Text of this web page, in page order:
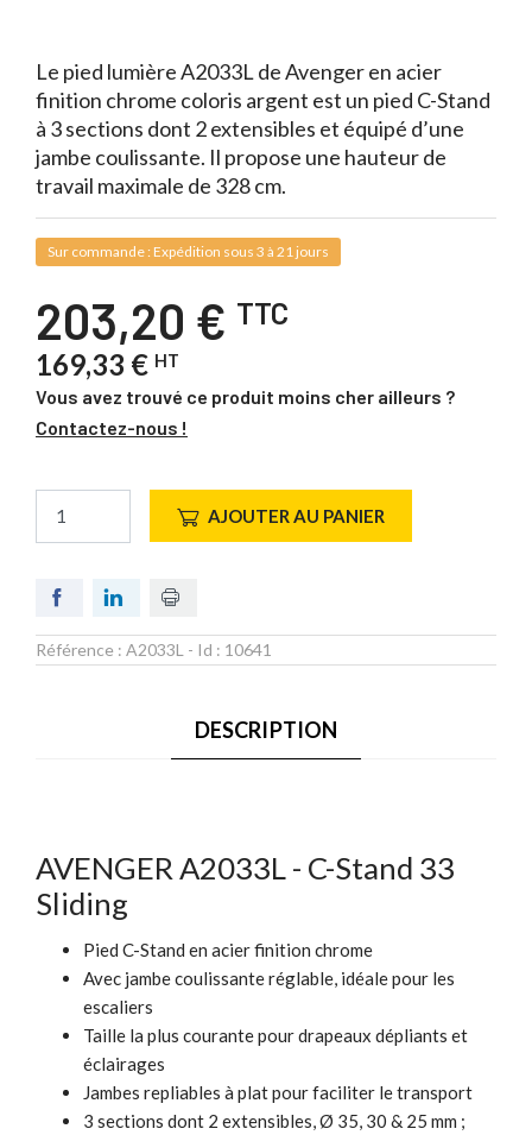
Le pied lumière A2033L de Avenger en acier
finition chrome coloris argent est un pied C-Stand
à 3 sections dont 2 extensibles et équipé d’une
jambe coulissante. Il propose une hauteur de
travail maximale de 328 cm.
Sur commande : Expédition sous 3 à 21 jours
203,20 € TTC
169,33 € HT
Vous avez trouvé ce produit moins cher ailleurs ?
Contactez-nous !
AJOUTER AU PANIER
Référence : A2033L - Id : 10641
DESCRIPTION
AVENGER A2033L - C-Stand 33
Sliding
Pied C-Stand en acier finition chrome
Avec jambe coulissante réglable, idéale pour les
escaliers
Taille la plus courante pour drapeaux dépliants et
éclairages
Jambes repliables à plat pour faciliter le transport
3 sections dont 2 extensibles, Ø 35, 30 & 25 mm ;